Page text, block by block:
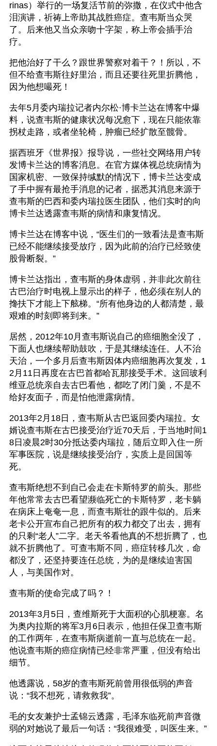
rinas）举行的一场复活节前的弥撒，在仪式中他含
泪演讲，祈祷上帝助其战胜癌症。查韦斯当众哭
了。后来他又当众亲吻十字架，称上帝会插手治
疗。
把他治好了干么？跟世界警察对着干？！所以，不
但不给查韦斯往好里治，而且还要往死里折腾他，
因为他想嘬死！
去年5月委内瑞拉记者内尔松·博卡兰达在博客中爆
料，说查韦斯的健康状况每况愈下，现在只能依靠
拐杖走路，或者坐轮椅，肿瘤已经扩散至髋骨。
据西班牙《世界报》报导说，一些社交网络用户转
发博卡兰达的博客消息。在官方媒体视总统病情为
国家机密、一致保持缄默的情况下，博卡兰达变成
了手中握有最抢手消息的记者，据悉其消息来源于
查韦斯的巴西和委内瑞拉医生团队，他们实时的向
博卡兰达透露查韦斯的病情和康复情况。
博卡兰达在博客中说，“医生们的一致看法是查韦斯
已经不能继续接受放疗，因为此前的治疗已经致使
股骨断裂。”
博卡兰达指出，查韦斯的身体虚弱，并非此次前往
古巴治疗时电视上显示出的样子，他必须在别人的
搀扶下才能上下舷梯。“所有他身边的人都清楚，最
艰难的时刻即将到来。”
居然，2012年10月查韦斯说自己的癌细胞全没了，
下面人也继续帮助鼓吹，于是其继续连任。人不治
天治，一个多月后查韦斯因体内癌细胞再次复发，1
2月11日再度在古巴首都哈瓦那接受手术。这回玻利
维亚总统亲自去古巴看他，都吃了闭门羹，不是不
给好友面子，而是怕他泄露病情。
2013年2月18日，查韦斯从古巴返回委内瑞拉。女
婿说查韦斯在古巴接受治疗近70天后，于当地时间1
8日凌晨2时30分抵达委内瑞拉，随后立即入住一所
军事医院，说是继续接受治疗，实质上是回国等
死。
查韦斯绝想不到自己会走在卡斯特罗的前头。那些
年他常常去古巴看望濒临死亡的卡斯特罗，老卡躺
在病床上奄奄一息，而查韦斯壮的跟牛似的。后来
老卡公开宣布自己把所有的权力都交了出去，拥有
的只剩“老人”二字。老天爷看他真的不想折腾了，也
就不折腾他了。可查韦斯不同，癌症转移几次，命
都没了，还坚持要连任总统，为的是继续迫害国
人，与美国作对。
查韦斯的使命完成了吗？！
2013年3月5日，查维斯死于大面积的心肌梗塞。名
为奥内拉斯的将军3月6日表示，他担任保卫查韦斯
的工作两年，在查韦斯病逝前一直与总统在一起。
他说查韦斯的癌症病情已经非常严重，但没有给出
细节。
他透露说，58岁的查韦斯死前曾用很低弱的声音
说：“我不想死，请救救我”。
毛的女友兼护士孟锦云透露，毛泽东临死前声音微
弱的对她说了最后一句话：“我很难受，叫医生来。”